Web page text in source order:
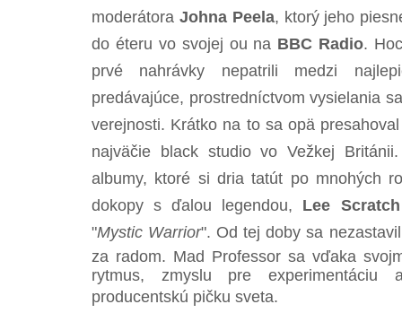
moderátora Johna Peela, ktorý jeho piesne
do éteru vo svojej ou na BBC Radio.
prvé nahrávky nepatrili medzi
predávajúce, prostredníctvom vysielania sa
verejnosti. Krátko na to sa opä
najväčie black studio vo Vežkej
albumy, ktoré si dria tatút po mnohých
dokopy s ďalou legendou, Lee
"Mystic Warrior". Od tej doby sa
za radom. Mad Professor sa vďaka
rytmus, zmyslu pre experimentáciu
producentskú pičku sveta.